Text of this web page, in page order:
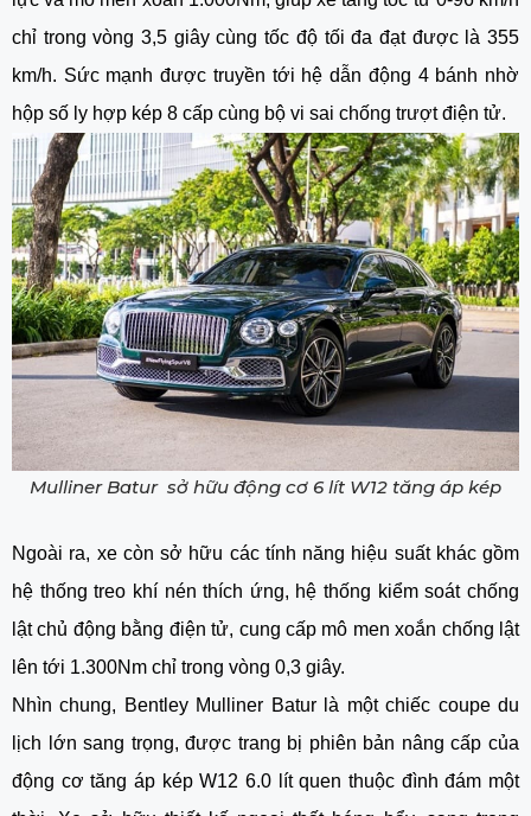
chỉ trong vòng 3,5 giây cùng tốc độ tối đa đạt được là 355
km/h. Sức mạnh được truyền tới hệ dẫn động 4 bánh nhờ
hộp số ly hợp kép 8 cấp cùng bộ vi sai chống trượt điện tử.
Mulliner Batur sở hữu động cơ 6 lít W12 tăng áp kép
Ngoài ra, xe còn sở hữu các tính năng hiệu suất khác gồm
hệ thống treo khí nén thích ứng, hệ thống kiểm soát chống
lật chủ động bằng điện tử, cung cấp mô men xoắn chống lật
lên tới 1.300Nm chỉ trong vòng 0,3 giây.
Nhìn chung, Bentley Mulliner Batur là một chiếc coupe du
lịch lớn sang trọng, được trang bị phiên bản nâng cấp của
động cơ tăng áp kép W12 6.0 lít quen thuộc đình đám một